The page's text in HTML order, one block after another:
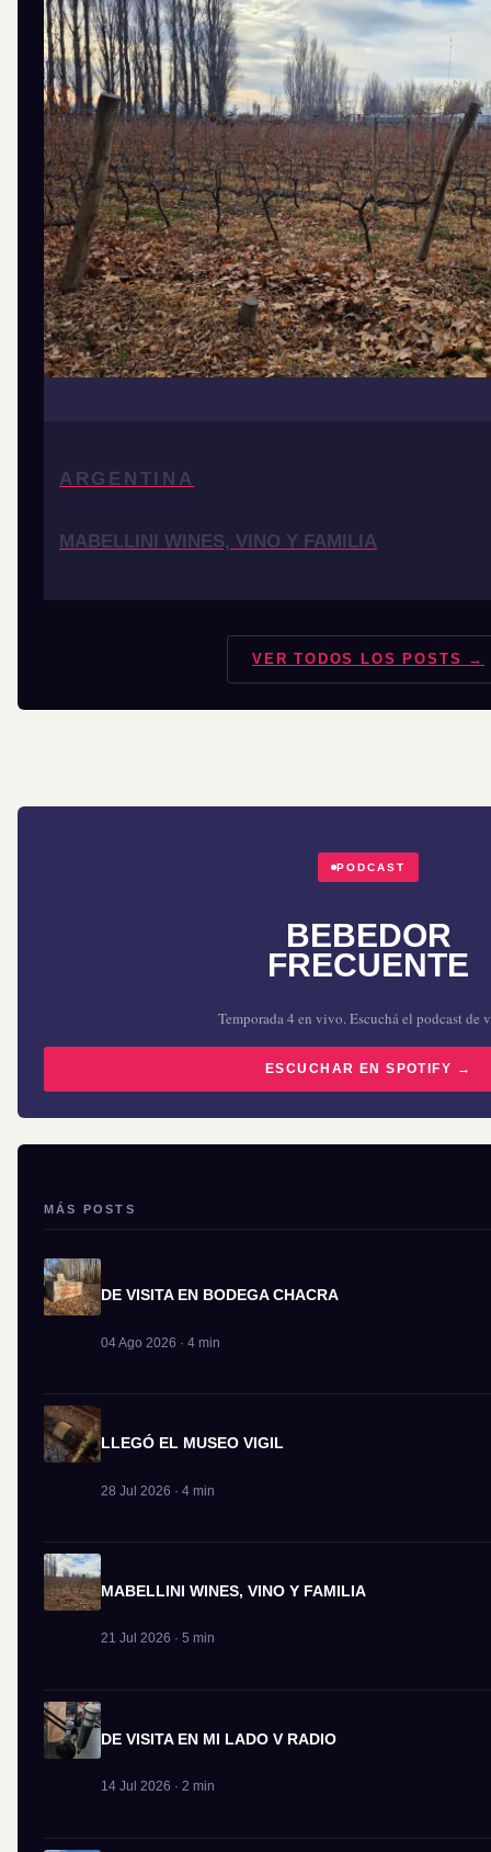
ARGENTINA
MABELLINI WINES, VINO Y FAMILIA
VER TODOS LOS POSTS →
PODCAST
BEBEDOR
FRECUENTE
Temporada 4 en vivo. Escuchá el podcast de
ESCUCHAR EN SPOTIFY →
MÁS POSTS
DE VISITA EN BODEGA CHACRA
04 Ago 2026 · 4 min
LLEGÓ EL MUSEO VIGIL
28 Jul 2026 · 4 min
MABELLINI WINES, VINO Y FAMILIA
21 Jul 2026 · 5 min
DE VISITA EN MI LADO V RADIO
14 Jul 2026 · 2 min